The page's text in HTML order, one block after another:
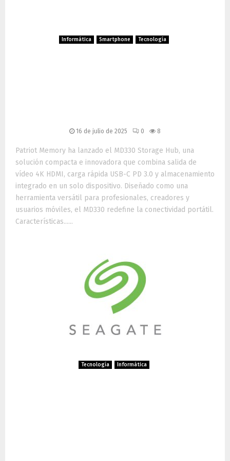
Informática Smartphone Tecnología
16 de julio de 2025 0 8
Patriot Memory ha lanzado el MD330 Storage Hub, una
solución compacta e innovadora que combina salida de
vídeo 4K HDMI, carga rápida USB-C PD 3.0 y almacenamiento
integrado en un solo dispositivo. Diseñado como una
herramienta versátil para profesionales, creadores y
usuarios móviles, el MD330 redefine la conectividad portátil.
Características......
Tecnología Informática